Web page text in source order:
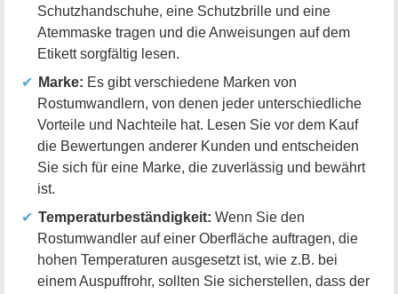
Schutzhandschuhe, eine Schutzbrille und eine
Atemmaske tragen und die Anweisungen auf dem
Etikett sorgfältig lesen.
Marke: Es gibt verschiedene Marken von
Rostumwandlern, von denen jeder unterschiedliche
Vorteile und Nachteile hat. Lesen Sie vor dem Kauf
die Bewertungen anderer Kunden und entscheiden
Sie sich für eine Marke, die zuverlässig und bewährt
ist.
Temperaturbeständigkeit: Wenn Sie den
Rostumwandler auf einer Oberfläche auftragen, die
hohen Temperaturen ausgesetzt ist, wie z.B. bei
einem Auspuffrohr, sollten Sie sicherstellen, dass der